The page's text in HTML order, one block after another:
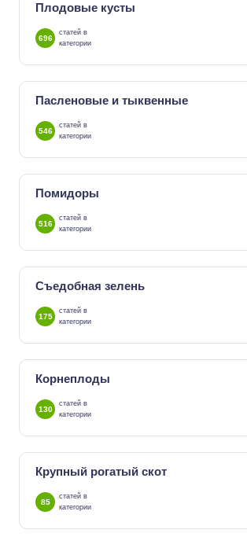
Плодовые кусты
696
статей в
категории
Пасленовые и тыквенные
546
статей в
категории
Помидоры
516
статей в
категории
Съедобная зелень
175
статей в
категории
Корнеплоды
130
статей в
категории
Крупный рогатый скот
85
статей в
категории